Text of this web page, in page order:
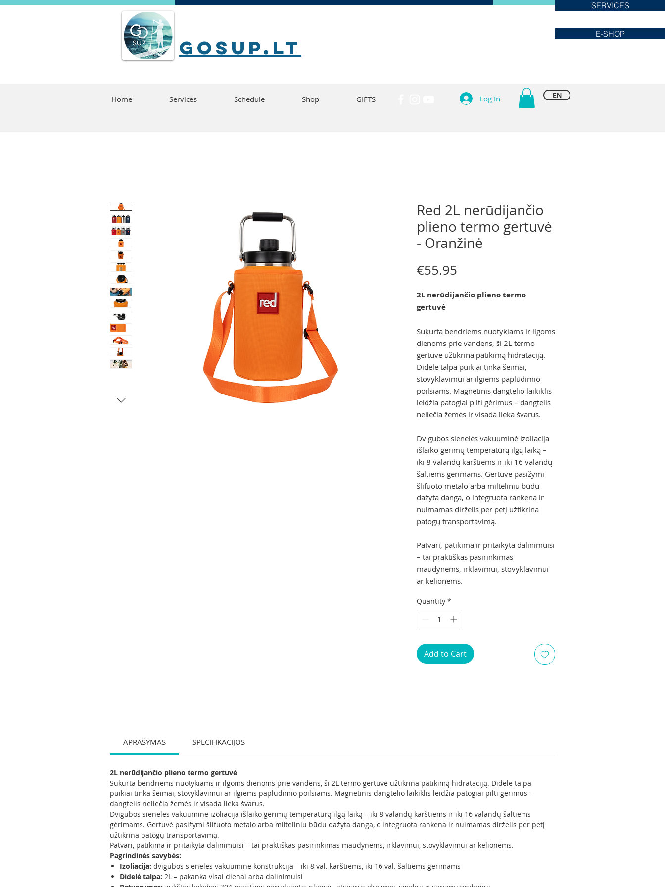
SERVICES
E-SHOP
goSUP.lt
Home Services Schedule Shop GIFTS Log In EN
Red 2L nerūdijančio
plieno termo gertuvė
- Oranžinė
€55.95
2L nerūdijančio plieno termo
gertuvė
Sukurta bendriems nuotykiams ir ilgoms
dienoms prie vandens, ši 2L termo
gertuvė užtikrina patikimą hidrataciją.
Didelė talpa puikiai tinka šeimai,
stovyklavimui ar ilgiems paplūdimio
poilsiams. Magnetinis dangtelio laikiklis
leidžia patogiai pilti gėrimus – dangtelis
neliečia žemės ir visada lieka švarus.
Dvigubos sienelės vakuuminė izoliacija
išlaiko gėrimų temperatūrą ilgą laiką –
iki 8 valandų karštiems ir iki 16 valandų
šaltiems gėrimams. Gertuvė pasižymi
šlifuoto metalo arba milteliniu būdu
dažyta danga, o integruota rankena ir
nuimamas dirželis per petį užtikrina
patogų transportavimą.
Patvari, patikima ir pritaikyta dalinimuisi
– tai praktiškas pasirinkimas
maudynėms, irklavimui, stovyklavimui
ar kelionėms.
Quantity *
Add to Cart
APRAŠYMAS SPECIFIKACIJOS
2L nerūdijančio plieno termo gertuvė
Sukurta bendriems nuotykiams ir ilgoms dienoms prie vandens, ši 2L termo gertuvė užtikrina patikimą hidrataciją. Didelė talpa
puikiai tinka šeimai, stovyklavimui ar ilgiems paplūdimio poilsiams. Magnetinis dangtelio laikiklis leidžia patogiai pilti gėrimus –
dangtelis neliečia žemės ir visada lieka švarus.
Dvigubos sienelės vakuuminė izoliacija išlaiko gėrimų temperatūrą ilgą laiką – iki 8 valandų karštiems ir iki 16 valandų šaltiems
gėrimams. Gertuvė pasižymi šlifuoto metalo arba milteliniu būdu dažyta danga, o integruota rankena ir nuimamas dirželis per petį
užtikrina patogų transportavimą.
Patvari, patikima ir pritaikyta dalinimuisi – tai praktiškas pasirinkimas maudynėms, irklavimui, stovyklavimui ar kelionėms.
Pagrindinės savybės:
Izoliacija: dvigubos sienelės vakuuminė konstrukcija – iki 8 val. karštiems, iki 16 val. šaltiems gėrimams
Didelė talpa: 2L – pakanka visai dienai arba dalinimuisi